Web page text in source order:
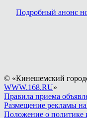
Подробный анонс
© «Кинешемский
WWW.168.RU»
Правила приема
Размещение рекламы на
Положение о политике